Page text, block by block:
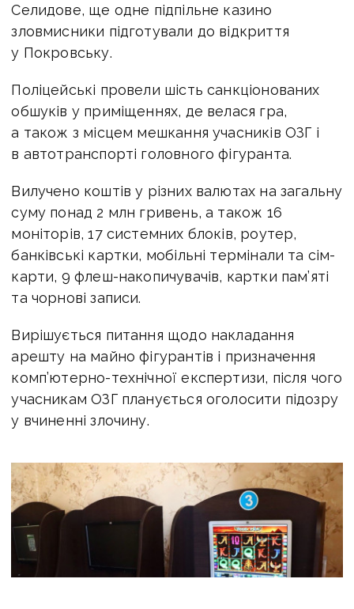
Селидове, ще одне підпільне казино
зловмисники підготували до відкриття
у Покровську.
Поліцейські провели шість санкціонованих
обшуків у приміщеннях, де велася гра,
а також з місцем мешкання учасників ОЗГ і
в автотранспорті головного фігуранта.
Вилучено коштів у різних валютах на загальну
суму понад 2 млн гривень, а також 16
моніторів, 17 системних блоків, роутер,
банківські картки, мобільні термінали та сім-
карти, 9 флеш-накопичувачів, картки пам’яті
та чорнові записи.
Вирішується питання щодо накладання
арешту на майно фігурантів і призначення
комп’ютерно-технічної експертизи, після чого
учасникам ОЗГ планується оголосити підозру
у вчиненні злочину.